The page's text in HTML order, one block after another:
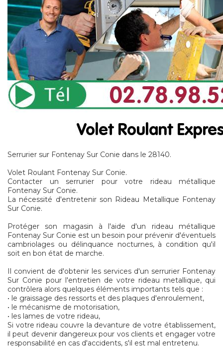
Serrurier sur Fontenay Sur Conie dans le 28140.
Volet Roulant Fontenay Sur Conie.
Contacter un serrurier pour votre rideau métallique
Fontenay Sur Conie.
La nécessité d'entretenir son Rideau Metallique Fontenay
Sur Conie.
Protéger son magasin à l'aide d'un rideau métallique
Fontenay Sur Conie est un besoin pour prévenir d'éventuels
cambriolages ou délinquance nocturnes, à condition qu'il
soit en bon état de marche.
Il convient de d'obtenir les services d'un serrurier Fontenay
Sur Conie pour l'entretien de votre rideau metallique, qui
contrôlera alors quelques éléments importants tels que :
• le graissage des ressorts et des plaques d'enroulement,
• le mécanisme de motorisation,
• les lames de votre rideau,
Si votre rideau couvre la devanture de votre établissement,
il peut devenir dangereux pour vos clients et engager votre
responsabilité en cas d'accidents, s'il est mal entretenu.